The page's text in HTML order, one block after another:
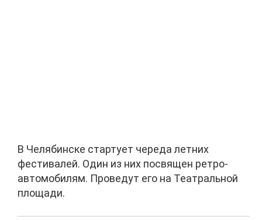
В Челябинске стартует череда летних
фестивалей. Один из них посвящен ретро-
автомобилям. Проведут его на Театральной
площади.